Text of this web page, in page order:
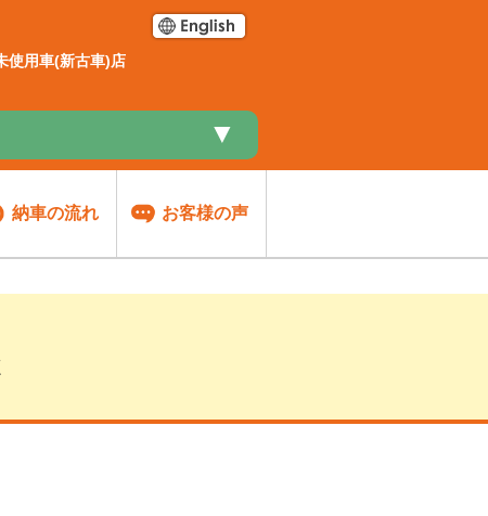
使用車(新古車)店
▼
納車の流れ お客様の声